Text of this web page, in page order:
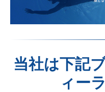
当社は下記
ィー